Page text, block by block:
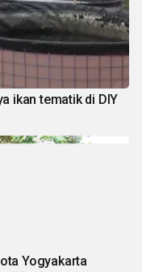
ikan tematik di DIY
Yogyakarta